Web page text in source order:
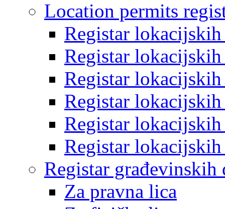
Location permits
Registar
Registar
Registar
Registar
Registar
Registar
Registar građevinskih
Za pravna lica